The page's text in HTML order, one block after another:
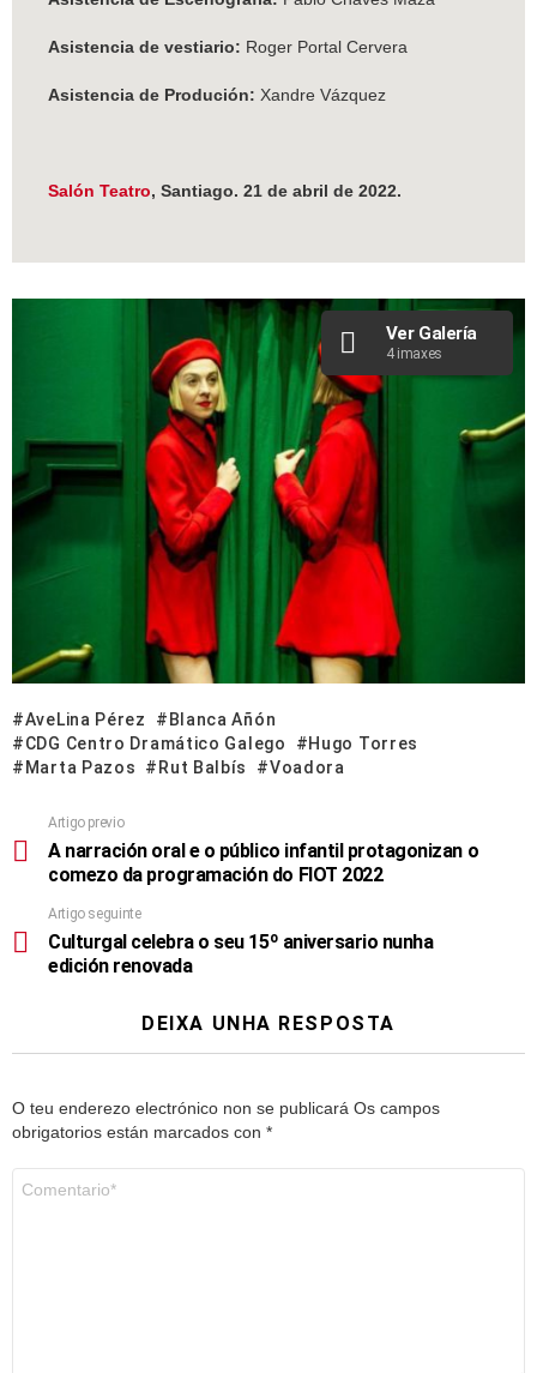
Asistencia de vestiario: Roger Portal Cervera
Asistencia de Produción: Xandre Vázquez
Salón Teatro, Santiago. 21 de abril de 2022.
Ver Galería
4 imaxes
AveLina Pérez
Blanca Añón
CDG Centro Dramático Galego
Hugo Torres
Marta Pazos
Rut Balbís Voadora
Artigo previo
A narración oral e o público infantil protagonizan o
comezo da programación do FIOT 2022
Artigo seguinte
Culturgal celebra o seu 15º aniversario nunha
edición renovada
DEIXA UNHA RESPOSTA
O teu enderezo electrónico non se publicará Os campos
obrigatorios están marcados con *